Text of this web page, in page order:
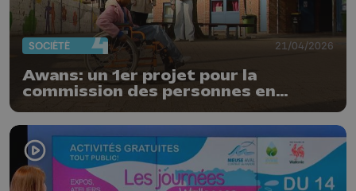
SOCIÉTÉ 21/04/2026
Awans: un 1er projet pour la
commission des personnes en